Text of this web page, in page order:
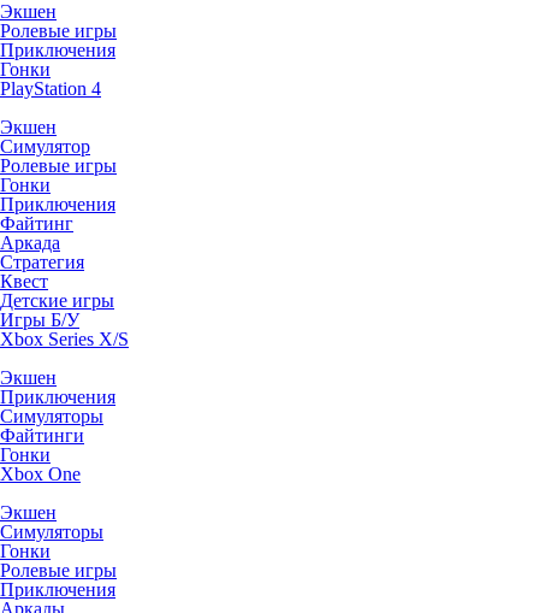
Экшен
Ролевые игры
Приключения
Гонки
PlayStation 4
Экшен
Симулятор
Ролевые игры
Гонки
Приключения
Файтинг
Аркада
Стратегия
Квест
Детские игры
Игры Б/У
Xbox Series X/S
Экшен
Приключения
Симуляторы
Файтинги
Гонки
Xbox One
Экшен
Симуляторы
Гонки
Ролевые игры
Приключения
Аркады